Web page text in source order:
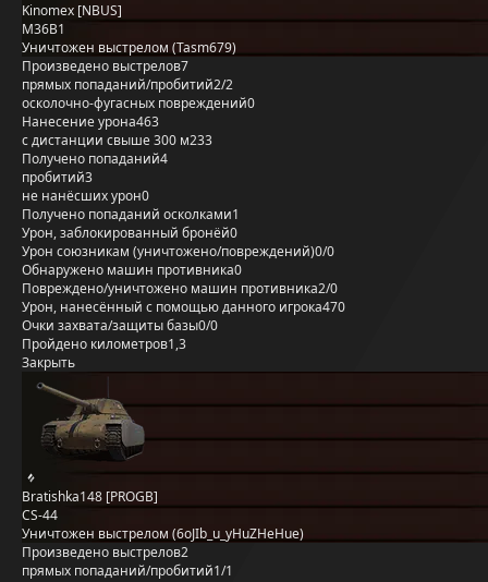
Kinomex [NBUS]
M36B1
Уничтожен выстрелом (Tasm679)
Произведено выстрелов7
прямых попаданий/пробитий2/2
осколочно-фугасных повреждений0
Нанесение урона463
с дистанции свыше 300 м233
Получено попаданий4
пробитий3
не нанёсших урон0
Получено попаданий осколками1
Урон, заблокированный бронёй0
Урон союзникам (уничтожено/повреждений)0/0
Обнаружено машин противника0
Повреждено/уничтожено машин противника2/0
Урон, нанесённый с помощью данного игрока470
Очки захвата/защиты базы0/0
Пройдено километров1,3
Закрыть
Bratishka148 [PROGB]
CS-44
Уничтожен выстрелом (6oJIb_u_yHuZHeHue)
Произведено выстрелов2
прямых попаданий/пробитий1/1